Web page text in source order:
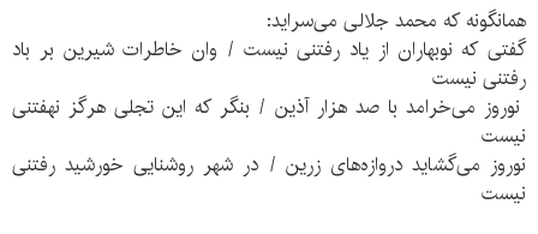
همانگونه که محمد جلالی می‌سراید:
گفتی که نوبهاران از یاد رفتنی نیست / وان خاطرات شیرین بر باد
رفتنی نیست
نوروز می‌خرامد با صد هزار آذین / بنگر که این تجلی هرگز نهفتنی
نیست
نوروز می‌گشاید دروازه‌های زرین / در شهر روشنایی خورشید رفتنی
نیست